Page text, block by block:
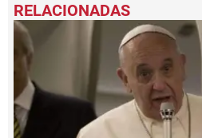
of
1
minute,